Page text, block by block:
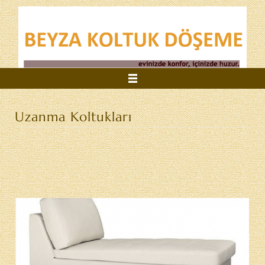
Anasayfa
Kurumsal
Hizmetlerimiz
Referanslarımız
İletişim
Uzanma Koltukları